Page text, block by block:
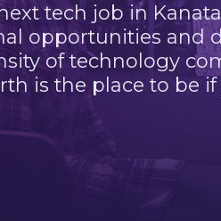
tech job in
opportunities and
of technology
is the place to be